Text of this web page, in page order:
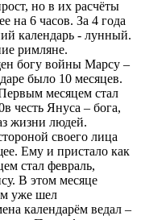
но в их расчёты
на 6 часов. За 4 года
календарь - лунный.
римляне.
богу войны Марсу –
было 10 месяцев.
месяцем стал
честь Януса – бога,
жизни людей.
своего лица
Ему и пристало как
стал февраль,
В этом месяце
уже шел
календарём ведал –